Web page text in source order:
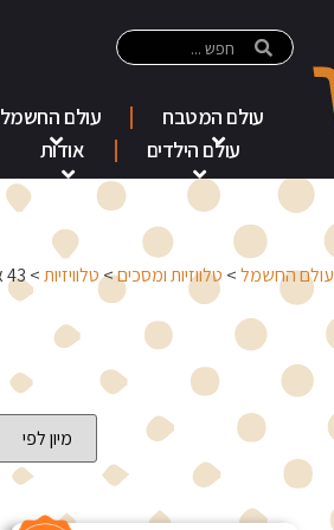
עולם המטבח עולם החשמל
עולם הילדים
אודות
עולם החשמל> טלווזיות ומסכים>טלוויזיות> 43 אינצ'